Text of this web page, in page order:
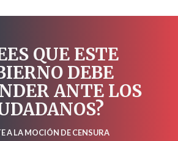
QUE ESTE
DEBE
ANTE LOS
A LA MOCIÓN DE CENSURA